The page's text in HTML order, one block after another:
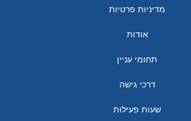
מדיניות פרטיות
אודות
תחומי עניין
דרכי גישה
שעות פעילות